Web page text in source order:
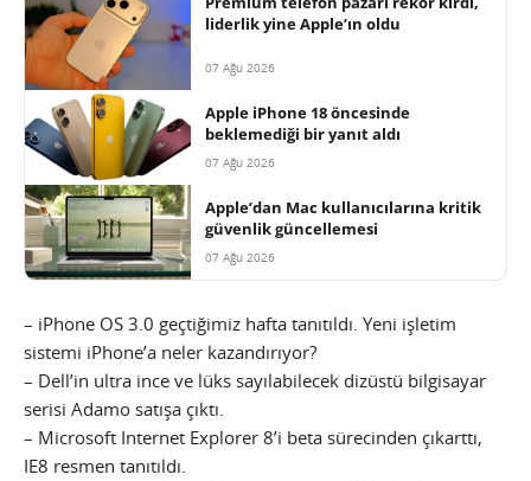
liderlik yine Apple’ın oldu
07 Ağu 2026
Apple iPhone 18 öncesinde
beklemediği bir yanıt aldı
07 Ağu 2026
Apple’dan Mac kullanıcılarına kritik
güvenlik güncellemesi
07 Ağu 2026
– iPhone OS 3.0 geçtiğimiz hafta tanıtıldı. Yeni işletim
sistemi iPhone’a neler kazandırıyor?
– Dell’in ultra ince ve lüks sayılabilecek dizüstü bilgisayar
serisi Adamo satışa çıktı.
– Microsoft Internet Explorer 8’i beta sürecinden çıkarttı,
IE8 resmen tanıtıldı.